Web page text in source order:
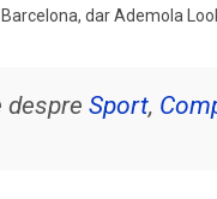
dar Ademola
Sport,